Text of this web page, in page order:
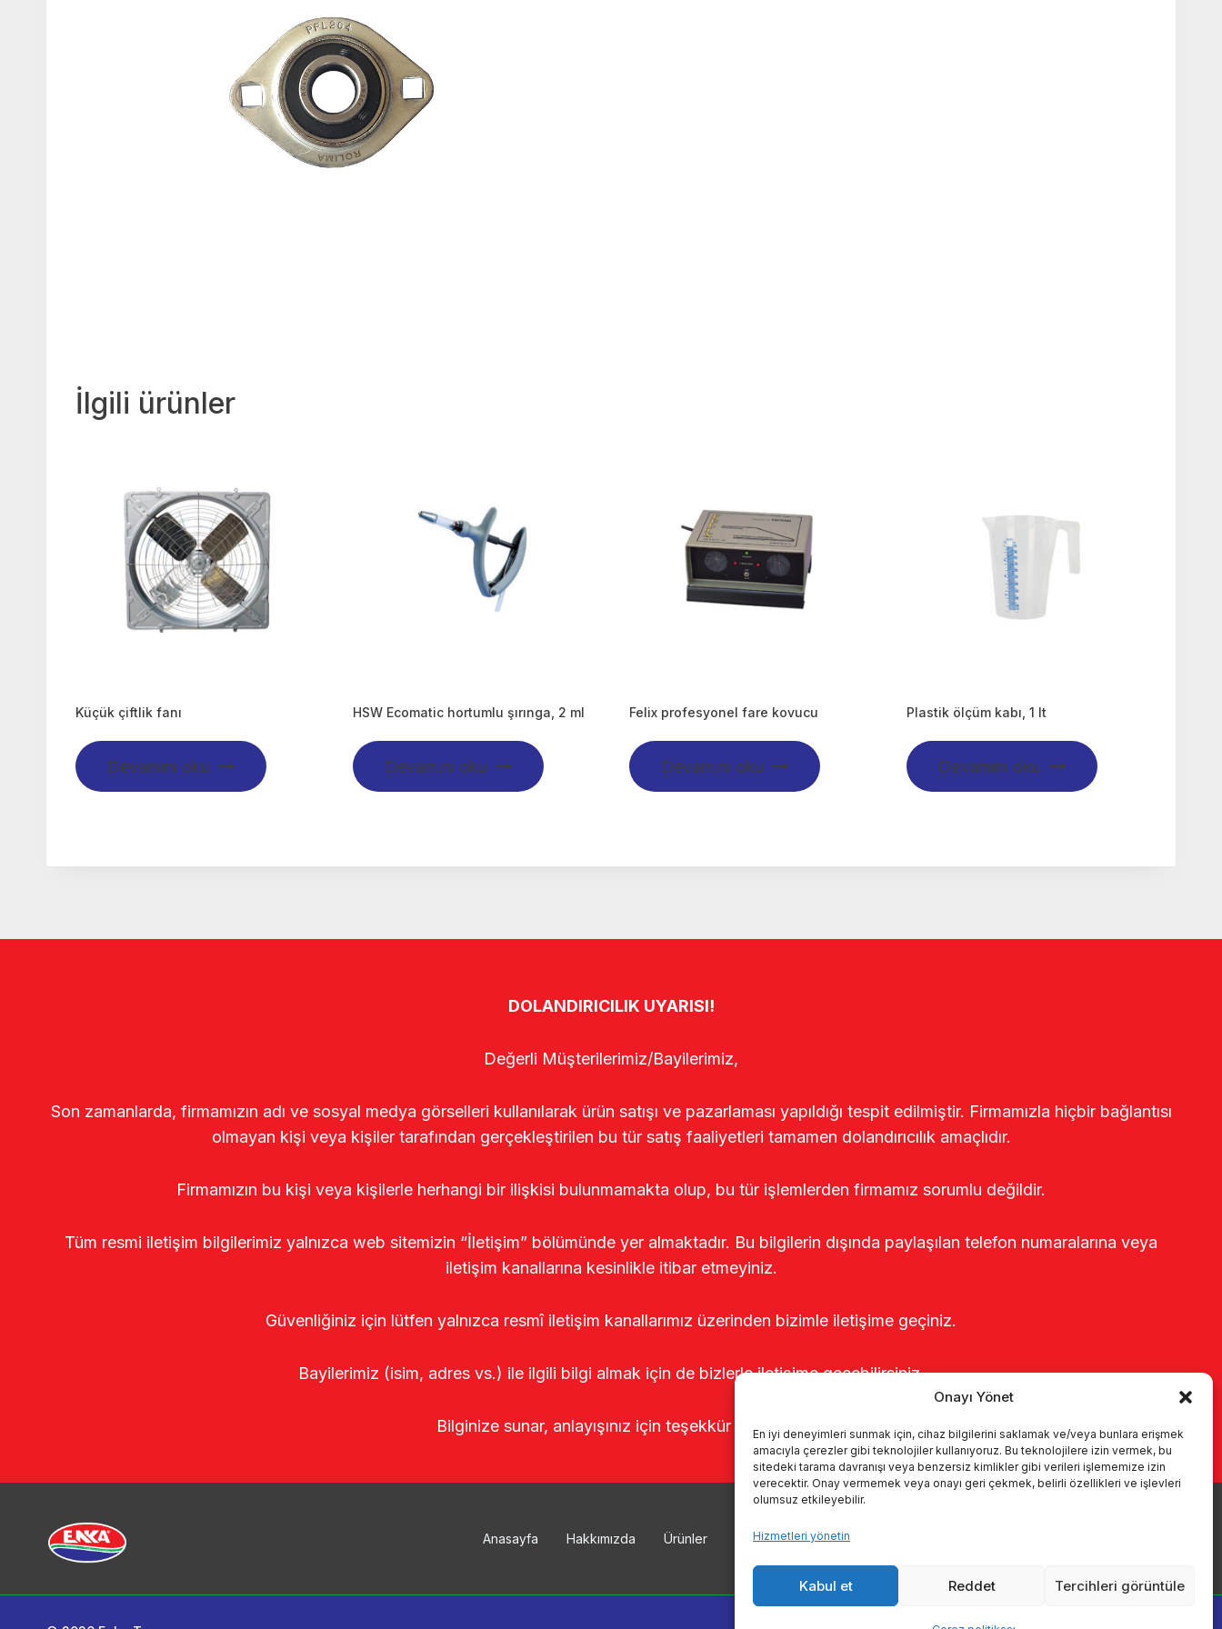
Onayı Yönet
En iyi deneyimleri sunmak için, cihaz bilgilerini saklamak ve/veya bunlara erişmek
amacıyla çerezler gibi teknolojiler kullanıyoruz. Bu teknolojilere izin vermek, bu
sitedeki tarama davranışı veya benzersiz kimlikler gibi verileri işlememize izin
verecektir. Onay vermemek veya onayı geri çekmek, belirli özellikleri ve işlevleri
olumsuz etkileyebilir.
Hizmetleri yönetin
Kabul et Reddet Tercihleri görüntüle
İlgili ürünler
Küçük çiftlik fanı
Devamını oku
HSW Ecomatic hortumlu şırınga, 2 ml
Devamını oku
Felix profesyonel fare kovucu
Devamını oku
Plastik ölçüm kabı, 1 lt
Devamını oku
DOLANDIRICILIK UYARISI!
Değerli Müşterilerimiz/Bayilerimiz,
Son zamanlarda, firmamızın adı ve sosyal medya görselleri kullanılarak ürün satışı ve pazarlaması yapıldığı tespit edilmiştir. Firmamızla hiçbir bağlantısı
olmayan kişi veya kişiler tarafından gerçekleştirilen bu tür satış faaliyetleri tamamen dolandırıcılık amaçlıdır.
Firmamızın bu kişi veya kişilerle herhangi bir ilişkisi bulunmamakta olup, bu tür işlemlerden firmamız sorumlu değildir.
Tüm resmi iletişim bilgilerimiz yalnızca web sitemizin “İletişim” bölümünde yer almaktadır. Bu bilgilerin dışında paylaşılan telefon numaralarına veya
iletişim kanallarına kesinlikle itibar etmeyiniz.
Güvenliğiniz için lütfen yalnızca resmî iletişim kanallarımız üzerinden bizimle iletişime geçiniz.
Bayilerimiz (isim, adres vs.) ile ilgili bilgi almak için de bizlerle iletişime geçebilirsiniz.
Bilginize sunar, anlayışınız için teşekkür ederiz.
Anasayfa Hakkımızda Ürünler Sağımhaneler Kataloglar